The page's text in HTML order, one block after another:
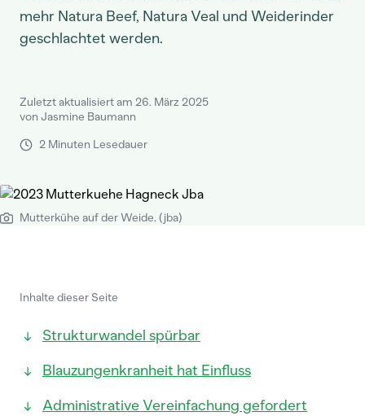
mehr Natura Beef, Natura Veal und Weiderinder
geschlachtet werden.
Zuletzt aktualisiert am 26. März 2025
von Jasmine Baumann
2 Minuten Lesedauer
Mutterkühe auf der Weide. (jba)
Inhalte dieser Seite
Strukturwandel spürbar
Blauzungenkranheit hat Einfluss
Administrative Vereinfachung gefordert